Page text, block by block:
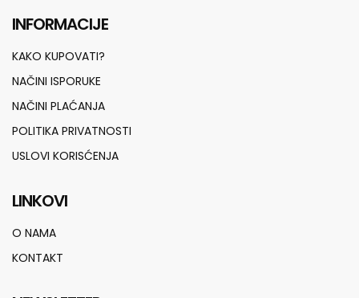
INFORMACIJE
KAKO KUPOVATI?
NAČINI ISPORUKE
NAČINI PLAĆANJA
POLITIKA PRIVATNOSTI
USLOVI KORISĆENJA
LINKOVI
O NAMA
KONTAKT